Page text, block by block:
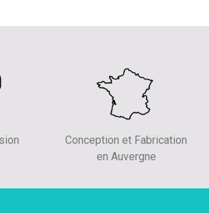
Conception et Fabrication
en Auvergne